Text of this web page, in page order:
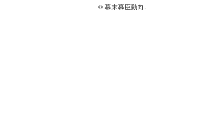
© 幕末幕臣動向.